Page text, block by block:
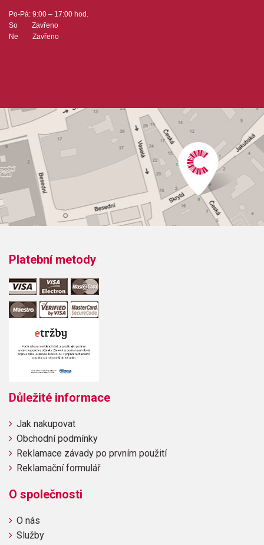
Po-Pá: 9:00 – 17:00 hod.
So Zavřeno
Ne Zavřeno
Platební metody
Důležité informace
Jak nakupovat
Obchodní podmínky
Reklamace závady po prvním použití
Reklamační formulář
O společnosti
O nás
Služby